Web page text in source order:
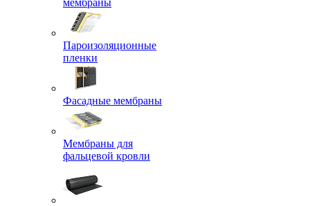
мембраны
Пароизоляционные
пленки
Фасадные мембраны
Мембраны для
фальцевой кровли